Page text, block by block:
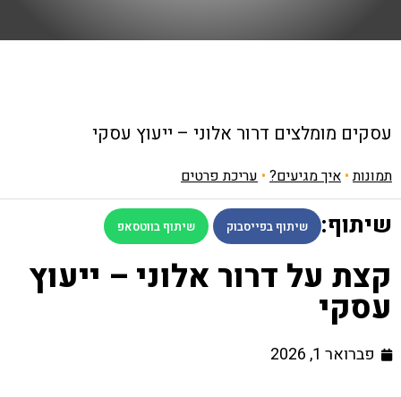
עסקים מומלצים דרור אלוני – ייעוץ עסקי
תמונות• איך מגיעים? • עריכת פרטים
שיתוף: שיתוף בפייסבוק שיתוף בווטסאפ
קצת על דרור אלוני – ייעוץ
עסקי
פברואר 1, 2026